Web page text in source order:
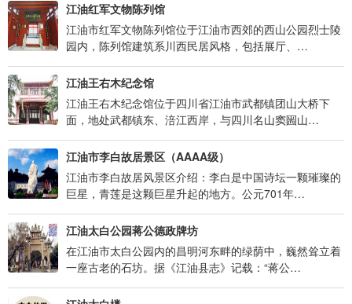
江油红军文物陈列馆
江油市红军文物陈列馆位于江油市西郊的西山公园烈士陵
园内，陈列馆建筑系川西民居风格，包括展厅、…
江油王右木纪念馆
江油王右木纪念馆位于四川省江油市武都镇团山大桥下
面，地处武都镇东、涪江西岸，与四川名山窦圌山…
江油市李白故居景区（AAAA级）
江油市李白故居风景区介绍：李白是中国诗坛一颗璀璨的
巨星，青莲是这颗巨星升起的地方。公元701年…
江油太白公园蒋公德政牌坊
在江油市太白公园内的昌明河东畔的绿荫中，巍然耸立着
一座古老的石坊。据《江油县志》记载：“蒋公…